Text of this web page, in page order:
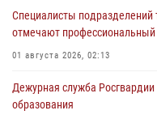
Специалисты подразделений
отмечают профессиональный
01 августа 2026, 02:13
Дежурная служба
образования